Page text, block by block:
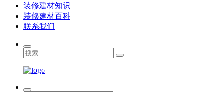
装修建材知识
装修建材百科
联系我们